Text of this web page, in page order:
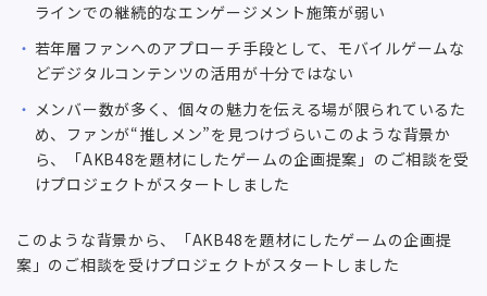
ラインでの継続的なエンゲージメント施策が弱い
若年層ファンへのアプローチ手段として、モバイルゲームな
どデジタルコンテンツの活用が十分ではない
メンバー数が多く、個々の魅力を伝える場が限られているた
め、ファンが“推しメン”を見つけづらいこのような背景か
ら、「AKB48を題材にしたゲームの企画提案」のご相談を受
けプロジェクトがスタートしました
このような背景から、「AKB48を題材にしたゲームの企画提
案」のご相談を受けプロジェクトがスタートしました